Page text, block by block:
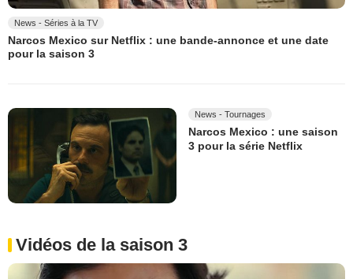
News - Séries à la TV
Narcos Mexico sur Netflix : une bande-annonce et une date
pour la saison 3
News - Tournages
Narcos Mexico : une saison
3 pour la série Netflix
Vidéos de la saison 3